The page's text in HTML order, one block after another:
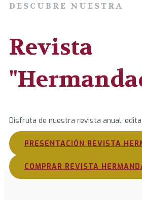
DESCUBRE NUESTRA
Revista
Disfruta de nuestra revista anual,
PRESENTACIÓN REVISTA
COMPRAR REVISTA